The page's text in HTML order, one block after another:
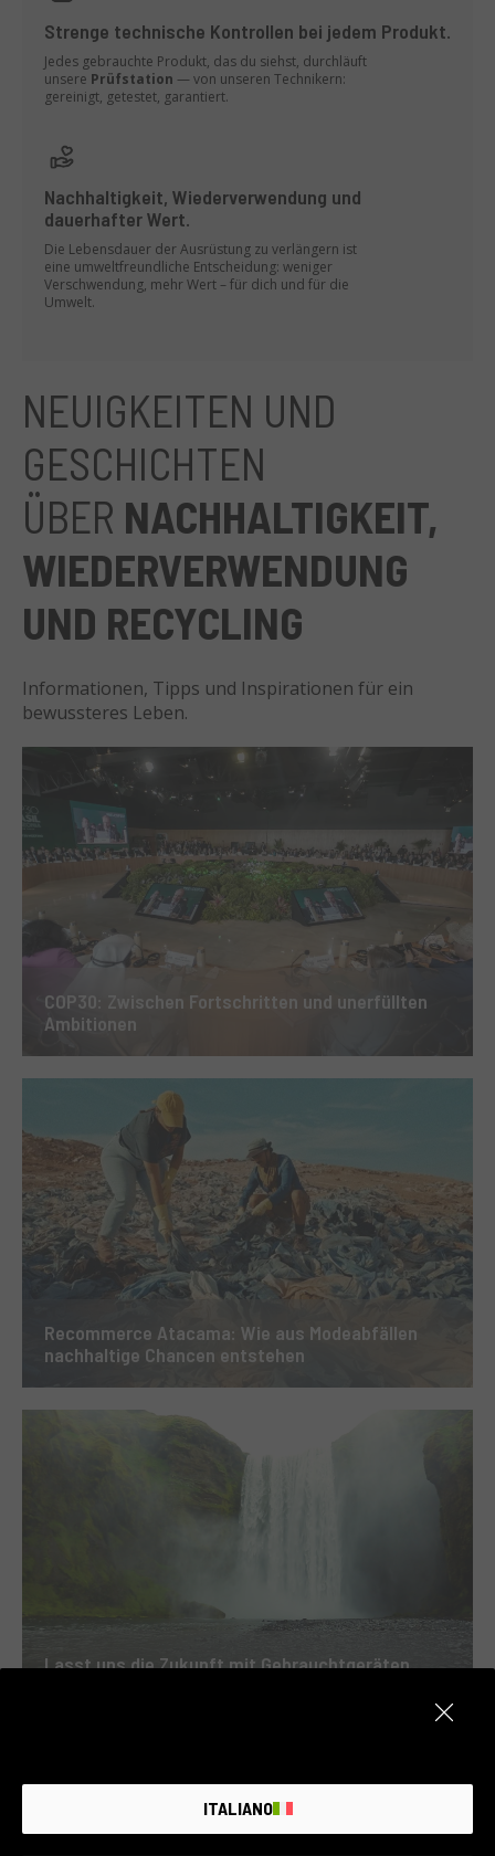
Strenge technische Kontrollen bei jedem Produkt.
Jedes gebrauchte Produkt, das du siehst, durchläuft
unsere Prüfstation — von unseren Technikern:
gereinigt, getestet, garantiert.
Nachhaltigkeit, Wiederverwendung und
dauerhafter Wert.
Die Lebensdauer der Ausrüstung zu verlängern ist
eine umweltfreundliche Entscheidung: weniger
Verschwendung, mehr Wert – für dich und für die
Umwelt.
NEUIGKEITEN UND
GESCHICHTEN
ÜBER NACHHALTIGKEIT,
WIEDERVERWENDUNG
UND RECYCLING
Informationen, Tipps und Inspirationen für ein
bewussteres Leben.
COP30: Zwischen Fortschritten und unerfüllten
Ambitionen
Recommerce Atacama: Wie aus Modeabfällen
nachhaltige Chancen entstehen
Lasst uns die Zukunft mit Gebrauchtgeräten
ITALIANO